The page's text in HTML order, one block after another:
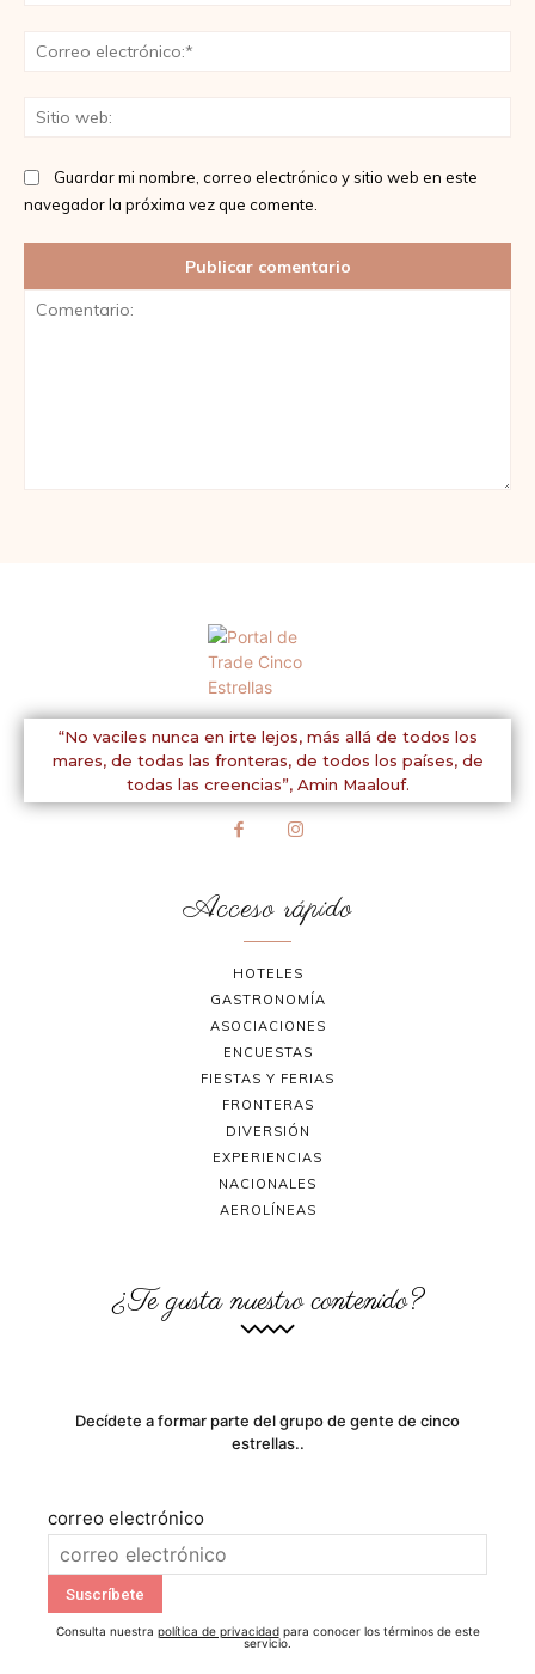
Guardar mi nombre, correo electrónico y sitio web en este
navegador la próxima vez que comente.
“No vaciles nunca en irte lejos, más allá de todos los
mares, de todas las fronteras, de todos los países, de
todas las creencias”, Amin Maalouf.
Acceso rápido
HOTELES
GASTRONOMÍA
ASOCIACIONES
ENCUESTAS
FIESTAS Y FERIAS
FRONTERAS
DIVERSIÓN
EXPERIENCIAS
NACIONALES
AEROLÍNEAS
¿Te gusta nuestro contenido?
Decídete a formar parte del grupo de gente de cinco
estrellas..
correo electrónico
Consulta nuestra política de privacidadpara conocer los términos de este
servicio.